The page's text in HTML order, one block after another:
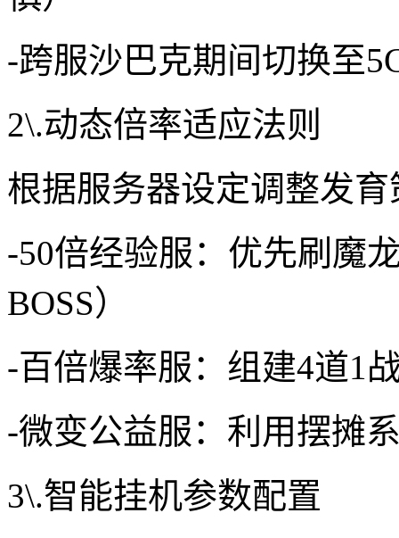
-跨服沙巴克期间切换至
2\.动态倍率适应法则
根据服务器设定调整发育
-50倍经验服：优先刷魔
BOSS）
-百倍爆率服：组建4道1
-微变公益服：利用摆摊
3\.智能挂机参数配置